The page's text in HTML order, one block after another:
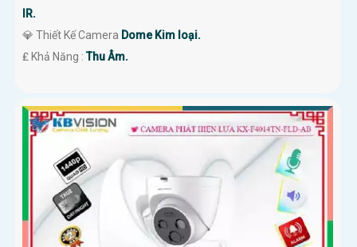
IR.
💎 Thiết Kế Camera Dome Kim loại.
️₤ Khả Năng :Thu Âm.